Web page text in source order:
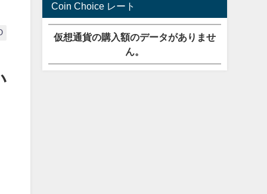
Coin Choice レート
仮想通貨の購入額のデータがありませ
ん。